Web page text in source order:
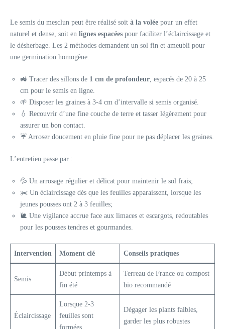
Le semis du mesclun peut être réalisé soit à la volée pour un effet
naturel et dense, soit en lignes espacées pour faciliter l’éclaircissage et
le désherbage. Les 2 méthodes demandent un sol fin et ameubli pour
une germination homogène.
🚜 Tracer des sillons de 1 cm de profondeur , espacés de 20 à 25
cm pour le semis en ligne.
🌱 Disposer les graines à 3-4 cm d’intervalle si semis organisé.
💧 Recouvrir d’une fine couche de terre et tasser légèrement pour
assurer un bon contact.
☔ Arroser doucement en pluie fine pour ne pas déplacer les graines.
L’entretien passe par :
💦 Un arrosage régulier et délicat pour maintenir le sol frais;
✂️ Un éclaircissage dès que les feuilles apparaissent, lorsque les
jeunes pousses ont 2 à 3 feuilles;
🐌 Une vigilance accrue face aux limaces et escargots, redoutables
pour les pousses tendres et gourmandes.
Intervention Moment clé Conseils pratiques
Semis
Début printemps à
fin été
Terreau de France ou compost
bio recommandé
Éclaircissage
Lorsque 2-3
feuilles sont
formées
Dégager les plants faibles,
garder les plus robustes